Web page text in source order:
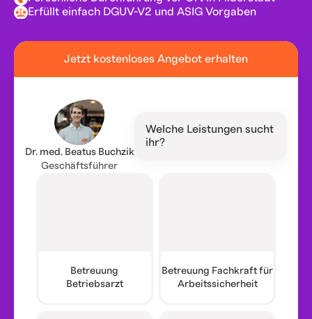
Erfüllt einfach DGUV-V2 und ASIG Vorgaben
Jetzt kostenloses Angebot erhalten
Dr. med. Beatus Buchzik
Geschäftsführer
Welche Leistungen sucht
ihr?
Betreuung
Betriebsarzt
Betreuung Fachkraft für
Arbeitssicherheit